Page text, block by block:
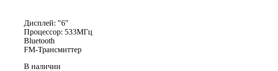
Дисплей: "6"
Процессор: 533МГц
Bluetooth
FM-Трансмиттер
В наличии